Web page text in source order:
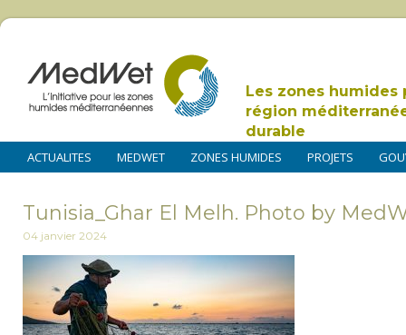
Les zones humides
région
durable
ACTUALITES MEDWET ZONES HUMIDES PROJETS
Tunisia_Ghar El Melh. Photo by
04 janvier 2024